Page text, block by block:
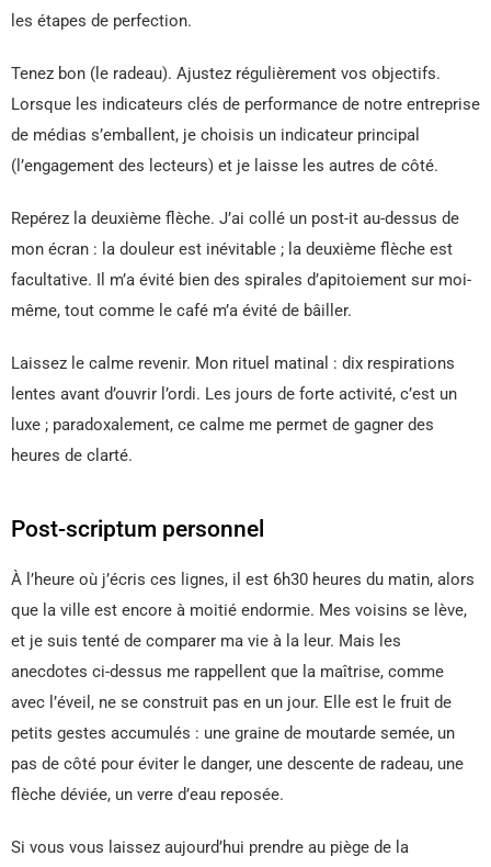
les étapes de perfection.
Tenez bon (le radeau). Ajustez régulièrement vos objectifs.
Lorsque les indicateurs clés de performance de notre entreprise
de médias s’emballent, je choisis un indicateur principal
(l’engagement des lecteurs) et je laisse les autres de côté.
Repérez la deuxième flèche. J’ai collé un post-it au-dessus de
mon écran : la douleur est inévitable ; la deuxième flèche est
facultative. Il m’a évité bien des spirales d’apitoiement sur moi-
même, tout comme le café m’a évité de bâiller.
Laissez le calme revenir. Mon rituel matinal : dix respirations
lentes avant d’ouvrir l’ordi. Les jours de forte activité, c’est un
luxe ; paradoxalement, ce calme me permet de gagner des
heures de clarté.
Post-scriptum personnel
À l’heure où j’écris ces lignes, il est 6h30 heures du matin, alors
que la ville est encore à moitié endormie. Mes voisins se lève,
et je suis tenté de comparer ma vie à la leur. Mais les
anecdotes ci-dessus me rappellent que la maîtrise, comme
avec l’éveil, ne se construit pas en un jour. Elle est le fruit de
petits gestes accumulés : une graine de moutarde semée, un
pas de côté pour éviter le danger, une descente de radeau, une
flèche déviée, un verre d’eau reposée.
Si vous vous laissez aujourd’hui prendre au piège de la